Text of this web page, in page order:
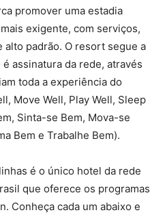
promover uma estadia
exigente, com serviços,
padrão. O resort segue a
assinatura da rede, através
toda a experiência do
Move Well, Play Well, Sleep
Sinta-se Bem, Mova-se
Bem e Trabalhe Bem).
é o único hotel da rede
que oferece os programas
Conheça cada um abaixo e